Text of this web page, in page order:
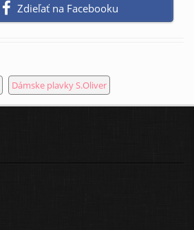
Zdieľať na Facebooku
Dámske plavky S.Oliver